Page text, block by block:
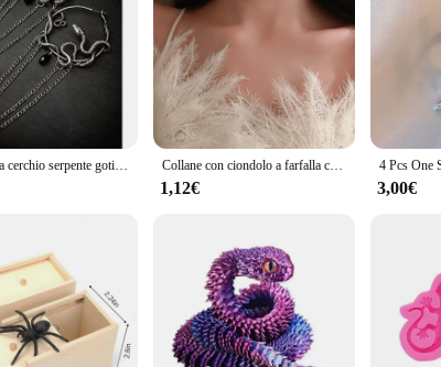
Orecchini a cerchio serpente gotico Wiccan gioielli gotici creativi gioielli Punk Rock Grunge novità dichiarazione moda donna regalo tendenza nuovo Collane con ciondolo a farfalla con serpente dal Design unico di moda per le donne collana girocollo con nappe Punk Y2K accessori per gioielli cosplay
1,12€ 3,00€